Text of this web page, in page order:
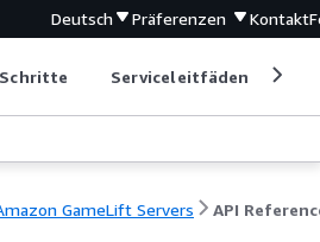
Deutsch Präferenzen Kontakt
Serviceleitfäden
GameLift Servers API